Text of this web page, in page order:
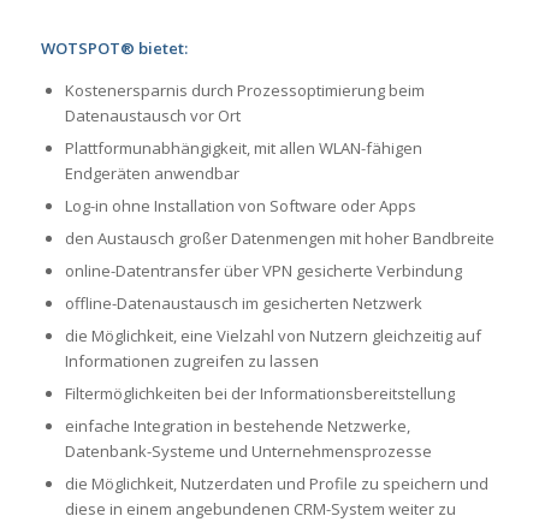
WOTSPOT® bietet:
Kostenersparnis durch Prozessoptimierung beim
Datenaustausch vor Ort
Plattformunabhängigkeit, mit allen WLAN-fähigen
Endgeräten anwendbar
Log-in ohne Installation von Software oder Apps
den Austausch großer Datenmengen mit hoher Bandbreite
online-Datentransfer über VPN gesicherte Verbindung
offline-Datenaustausch im gesicherten Netzwerk
die Möglichkeit, eine Vielzahl von Nutzern gleichzeitig auf
Informationen zugreifen zu lassen
Filtermöglichkeiten bei der Informationsbereitstellung
einfache Integration in bestehende Netzwerke,
Datenbank-Systeme und Unternehmensprozesse
die Möglichkeit, Nutzerdaten und Profile zu speichern und
diese in einem angebundenen CRM-System weiter zu